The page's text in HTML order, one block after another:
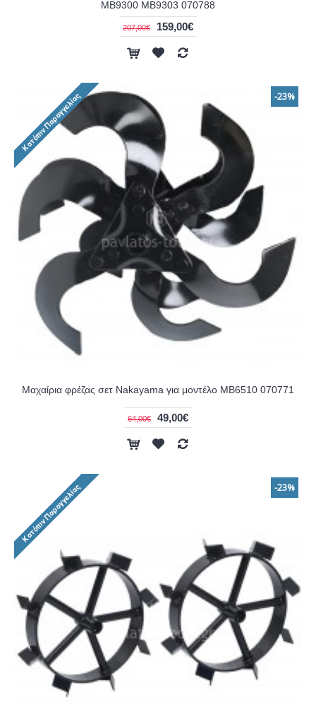
MB9300 MB9303 070788
207,00€ 159,00€
-23%
Μαχαίρια φρέζας σετ Nakayama για μοντέλο MB6510 070771
64,00€ 49,00€
-23%